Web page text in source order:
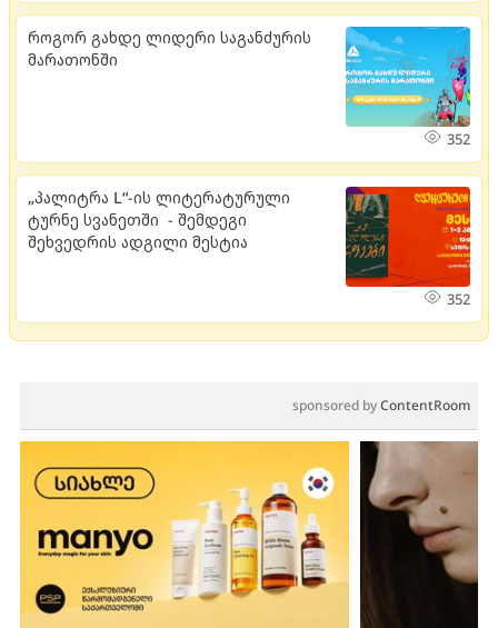
როგორ გახდე ლიდერი საგანძურის
მარათონში
352
„პალიტრა L“-ის ლიტერატურული
ტურნე სვანეთში - შემდეგი
შეხვედრის ადგილი მესტია
352
sponsored byContentRoom